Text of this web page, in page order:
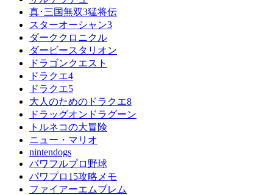
真･三国無双3猛将伝
スターオーシャン3
ダーククロニクル
ダービースタリオン
ドラゴンクエスト
ドラクエ4
ドラクエ5
大人のためのドラクエ8
ドラッグオンドラグーン
トルネコの大冒険
ニュー・マリオ
nintendogs
パワフルプロ野球
パワプロ15攻略メモ
ファイアーエムブレム